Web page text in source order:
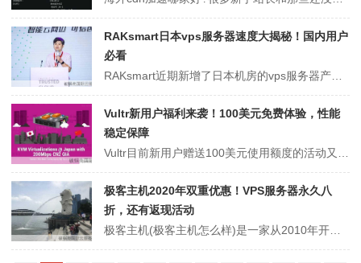
RAKsmart日本vps服务器速度大揭秘！国内用户
必看
Vultr新用户福利来袭！100美元免费体验，性能
稳定保障
极客主机2020年双重优惠！VPS服务器永久八
折，还有返现活动